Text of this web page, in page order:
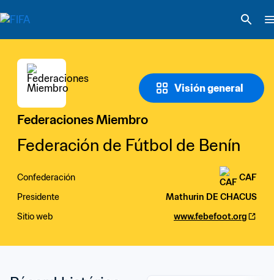
Visión general
Federaciones Miembro
Federación de Fútbol de Benín
Confederación
CAF
Presidente
Mathurin DE CHACUS
Sitio web
www.febefoot.org